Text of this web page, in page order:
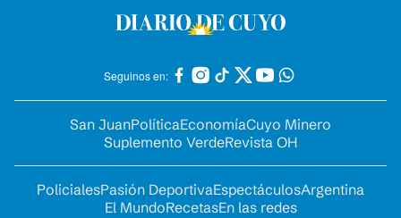
Seguinos en:
San JuanPolíticaEconomíaCuyo Minero
Suplemento VerdeRevista OH
PolicialesPasión DeportivaEspectáculosArgentina
El MundoRecetasEn las redes